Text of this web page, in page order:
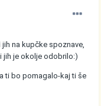
na kupčke spoznave,
jih je okolje odobrilo:)
ti bo pomagalo-kaj ti še